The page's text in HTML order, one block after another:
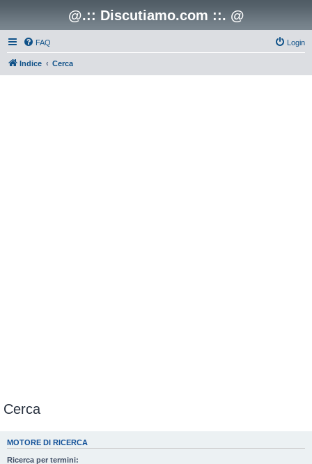
@.:: Discutiamo.com ::. @
FAQ Login
Indice Cerca
Cerca
MOTORE DI RICERCA
Ricerca per termini: